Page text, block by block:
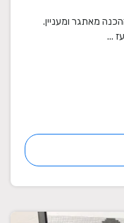
מאתגר ומעניין.
...